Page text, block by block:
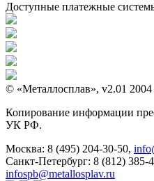
Доступные платежные
© «Металлосплав», v2.01 2004
Копирование информации
УК РФ.
Москва: 8 (495) 204-30-50,
Санкт-Петербург: 8 (812) 385-
infospb@metallosplav.ru